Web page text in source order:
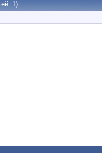
1)